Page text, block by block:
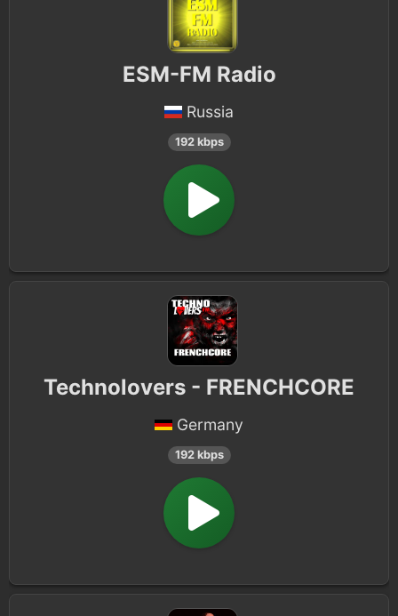
ESM-FM Radio
Russia
192 kbps
Technolovers - FRENCHCORE
Germany
192 kbps